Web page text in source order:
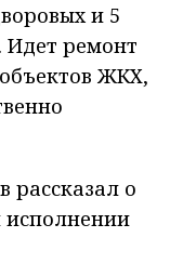
и 5
Идет ремонт
ЖКХ,
рассказал о
исполнении